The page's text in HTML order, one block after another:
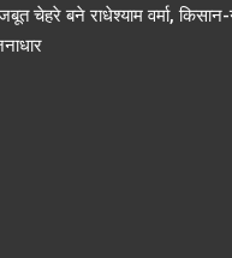
चेहरे बने राधेश्याम वर्मा,